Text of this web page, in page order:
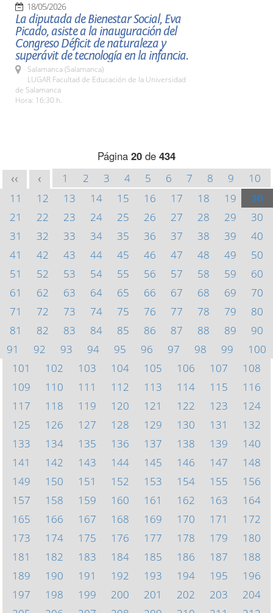
18/05/2026
La diputada de Bienestar Social, Eva
Picado, asiste a la inauguración del
Congreso Déficit de naturaleza y
superávit de tecnología en la infancia.
Salamanca (Salamanca)
LUGAR Facultad de Educación de la Universidad
de Salamanca
Hora: 16:30 h.
Página 20 de 434
<< < 1 2 3 4 5 6 7 8 9
10
11
12 13 14 15 16 17 18 19
20
21
22 23 24 25 26 27 28 29
30
31
32 33 34 35 36 37 38 39
40
41
42 43 44 45 46 47 48 49
50
51
52 53 54 55 56 57 58 59
60
61
62 63 64 65 66 67 68 69
70
71
72 73 74 75 76 77 78 79
80
81
82 83 84 85 86 87 88 89
90
91
92 93 94 95 96 97 98 99
100
101
102 103 104 105 106 107
108
109
110 111 112 113 114 115
116
117
118 119 120 121 122 123
124
125
126 127 128 129 130 131
132
133
134 135 136 137 138 139
140
141
142 143 144 145 146 147
148
149
150 151 152 153 154 155
156
157
158 159 160 161 162 163
164
165
166 167 168 169 170 171
172
173
174 175 176 177 178 179
180
181
182 183 184 185 186 187
188
189
190 191 192 193 194 195
196
197
198 199 200 201 202 203
204